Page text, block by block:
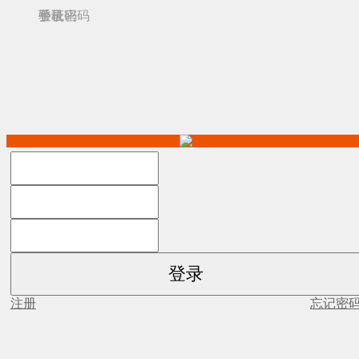
手机
登录密码
验证码
注册 忘记密